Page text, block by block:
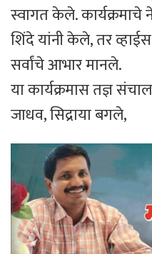
स्वागत केले.
शिंदे यांनी केले, तर
सर्वांचे आभार मानले.
​या कार्यक्रमास तज्ञ
जाधव, सिद्राया बगले,